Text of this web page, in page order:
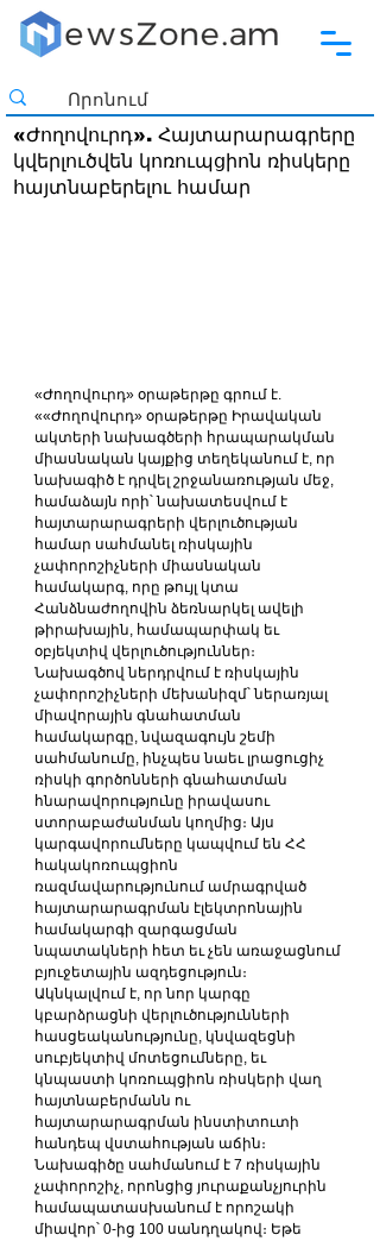
«Ժողովուրդ». Հայտարարագրերը
կվերլուծվեն կոռուպցիոն ռիսկերը
հայտնաբերելու համար
«Ժողովուրդ» օրաթերթը գրում է.
««Ժողովուրդ» օրաթերթը Իրավական
ակտերի նախագծերի հրապարակման
միասնական կայքից տեղեկանում է, որ
նախագիծ է դրվել շրջանառության մեջ,
համաձայն որի՝ նախատեսվում է
հայտարարագրերի վերլուծության
համար սահմանել ռիսկային
չափորոշիչների միասնական
համակարգ, որը թույլ կտա
Հանձնաժողովին ձեռնարկել ավելի
թիրախային, համապարփակ եւ
օբյեկտիվ վերլուծություններ։
Նախագծով ներդրվում է ռիսկային
չափորոշիչների մեխանիզմ՝ ներառյալ
միավորային գնահատման
համակարգը, նվազագույն շեմի
սահմանումը, ինչպես նաեւ լրացուցիչ
ռիսկի գործոնների գնահատման
հնարավորությունը իրավասու
ստորաբաժանման կողմից։ Այս
կարգավորումները կապվում են ՀՀ
հակակոռուպցիոն
ռազմավարությունում ամրագրված
հայտարարագրման էլեկտրոնային
համակարգի զարգացման
նպատակների հետ եւ չեն առաջացնում
բյուջետային ազդեցություն։
Ակնկալվում է, որ նոր կարգը
կբարձրացնի վերլուծությունների
հասցեականությունը, կնվազեցնի
սուբյեկտիվ մոտեցումները, եւ
կնպաստի կոռուպցիոն ռիսկերի վաղ
հայտնաբերմանն ու
հայտարարագրման ինստիտուտի
հանդեպ վստահության աճին։
Նախագիծը սահմանում է 7 ռիսկային
չափորոշիչ, որոնցից յուրաքանչյուրին
համապատասխանում է որոշակի
միավոր՝ 0-ից 100 սանդղակով։ Եթե